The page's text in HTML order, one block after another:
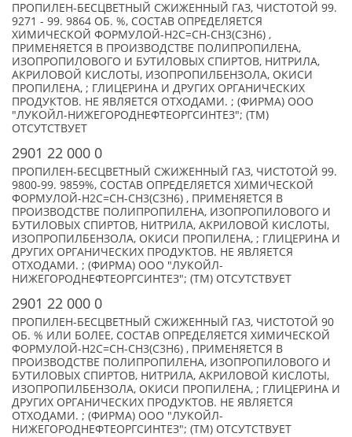
ПРОПИЛЕН-БЕСЦВЕТНЫЙ СЖИЖЕННЫЙ ГАЗ, ЧИСТОТОЙ 99.
9271 - 99. 9864 ОБ. %, СОСТАВ ОПРЕДЕЛЯЕТСЯ
ХИМИЧЕСКОЙ ФОРМУЛОЙ-Н2С=СН-СН3(С3Н6) ,
ПРИМЕНЯЕТСЯ В ПРОИЗВОДСТВЕ ПОЛИПРОПИЛЕНА,
ИЗОПРОПИЛОВОГО И БУТИЛОВЫХ СПИРТОВ, НИТРИЛА,
АКРИЛОВОЙ КИСЛОТЫ, ИЗОПРОПИЛБЕНЗОЛА, ОКИСИ
ПРОПИЛЕНА, ; ГЛИЦЕРИНА И ДРУГИХ ОРГАНИЧЕСКИХ
ПРОДУКТОВ. НЕ ЯВЛЯЕТСЯ ОТХОДАМИ. ; (ФИРМА) ООО
"ЛУКОЙЛ-НИЖЕГОРОДНЕФТЕОРГСИНТЕЗ"; (TM)
ОТСУТСТВУЕТ
2901 22 000 0
ПРОПИЛЕН-БЕСЦВЕТНЫЙ СЖИЖЕННЫЙ ГАЗ, ЧИСТОТОЙ 99.
9800-99. 9859%, СОСТАВ ОПРЕДЕЛЯЕТСЯ ХИМИЧЕСКОЙ
ФОРМУЛОЙ-Н2С=СН-СН3(С3Н6) , ПРИМЕНЯЕТСЯ В
ПРОИЗВОДСТВЕ ПОЛИПРОПИЛЕНА, ИЗОПРОПИЛОВОГО И
БУТИЛОВЫХ СПИРТОВ, НИТРИЛА, АКРИЛОВОЙ КИСЛОТЫ,
ИЗОПРОПИЛБЕНЗОЛА, ОКИСИ ПРОПИЛЕНА, ; ГЛИЦЕРИНА И
ДРУГИХ ОРГАНИЧЕСКИХ ПРОДУКТОВ. НЕ ЯВЛЯЕТСЯ
ОТХОДАМИ. ; (ФИРМА) ООО "ЛУКОЙЛ-
НИЖЕГОРОДНЕФТЕОРГСИНТЕЗ"; (TM) ОТСУТСТВУЕТ
2901 22 000 0
ПРОПИЛЕН-БЕСЦВЕТНЫЙ СЖИЖЕННЫЙ ГАЗ, ЧИСТОТОЙ 90
ОБ. % ИЛИ БОЛЕЕ, СОСТАВ ОПРЕДЕЛЯЕТСЯ ХИМИЧЕСКОЙ
ФОРМУЛОЙ-Н2С=СН-СН3(С3Н6) , ПРИМЕНЯЕТСЯ В
ПРОИЗВОДСТВЕ ПОЛИПРОПИЛЕНА, ИЗОПРОПИЛОВОГО И
БУТИЛОВЫХ СПИРТОВ, НИТРИЛА, АКРИЛОВОЙ КИСЛОТЫ,
ИЗОПРОПИЛБЕНЗОЛА, ОКИСИ ПРОПИЛЕНА, ; ГЛИЦЕРИНА И
ДРУГИХ ОРГАНИЧЕСКИХ ПРОДУКТОВ. НЕ ЯВЛЯЕТСЯ
ОТХОДАМИ. ; (ФИРМА) ООО "ЛУКОЙЛ-
НИЖЕГОРОДНЕФТЕОРГСИНТЕЗ"; (TM) ОТСУТСТВУЕТ